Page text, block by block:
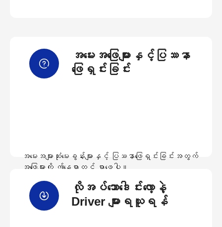
အမေးအဖြေများနှင့်ပြဿနာ
ဖြေရှင်းခြင်း
အမေးအများဆုံးမေးခွန်းများနှင့် ပြဿနာဖြေရှင်းခြင်းအတွက်
အဖြေများကို ဤနေရာတွင် ရှာဖွေပါ။
အမေးအဖြေများကြည့်ရှုရန်
လိုအပ်သောဒေါင်းလော့နဲ့
Driver များရယူရန်